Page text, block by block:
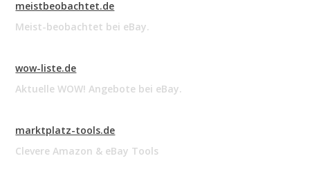
meistbeobachtet.de
Meist-beobachtet bei eBay.
wow-liste.de
Aktuelle WOW! Angebote bei eBay.
marktplatz-tools.de
Clevere Amazon & eBay Tools